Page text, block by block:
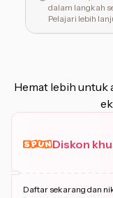
dalam langkah
Pelajari lebih
Hemat lebih untuk
Diskon
Daftar sekarang dan